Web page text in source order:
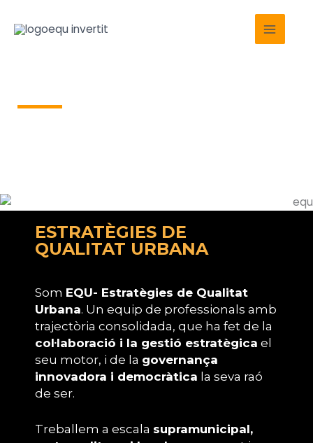
Main
Menu
ESTRATÈGIES DE
QUALITAT URBANA
Som EQU- Estratègies de Qualitat
Urbana. Un equip de professionals amb
trajectòria consolidada, que ha fet de la
col·laboració i la gestió estratègica el
seu motor, i de la governança
innovadora i democràtica la seva raó
de ser.
Treballem a escala supramunicipal,